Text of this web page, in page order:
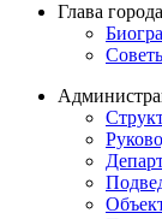
Глава города